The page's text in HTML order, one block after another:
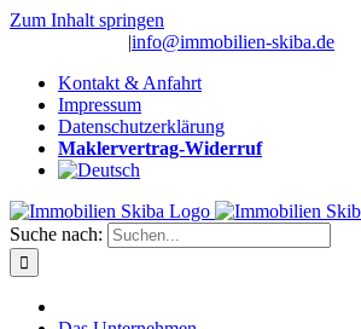
Zum Inhalt springen
|info@immobilien-skiba.de
Kontakt & Anfahrt
Impressum
Datenschutzerklärung
Maklervertrag-Widerruf
Suche nach: